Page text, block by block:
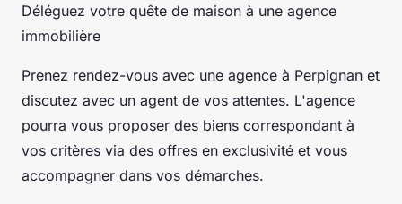
Déléguez votre quête de maison à une agence
immobilière
Prenez rendez-vous avec une agence à Perpignan et
discutez avec un agent de vos attentes. L'agence
pourra vous proposer des biens correspondant à
vos critères via des offres en exclusivité et vous
accompagner dans vos démarches.